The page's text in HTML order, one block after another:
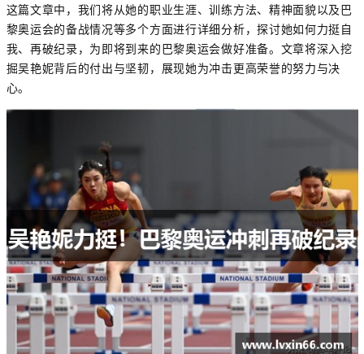
这篇文章中，我们将从她的职业生涯、训练方法、精神面貌以及巴
黎奥运会的备战情况等多个方面进行详细分析，探讨她如何力挺自
我、再破纪录，为即将到来的巴黎奥运会做好准备。文章将深入挖
掘吴艳妮背后的付出与坚韧，展现她为冲击更高荣誉的努力与决
心。